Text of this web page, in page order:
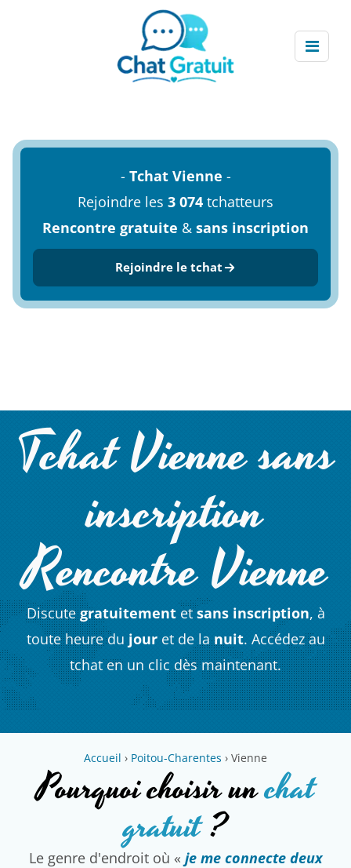
- Tchat Vienne -
Rejoindre les 3 074 tchatteurs
Rencontre gratuite & sans inscription
Rejoindre le tchat
Tchat Vienne sans
inscription
Rencontre Vienne
Discutegratuitementetsans inscription, à
toute heure du jouret de lanuit. Accédez au
tchat en un clic dès maintenant.
Accueil › Poitou-Charentes › Vienne
Pourquoi choisir unchat
gratuit?
Le genre d'endroit où « je me connecte deux